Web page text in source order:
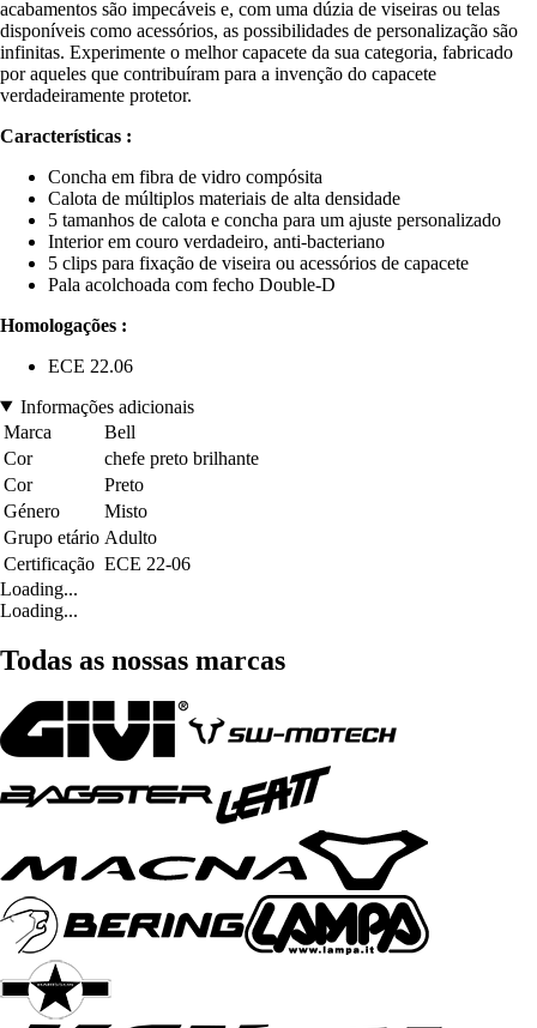
acabamentos são impecáveis e, com uma dúzia de viseiras ou telas
disponíveis como acessórios, as possibilidades de personalização são
infinitas. Experimente o melhor capacete da sua categoria, fabricado
por aqueles que contribuíram para a invenção do capacete
verdadeiramente protetor.
Características :
Concha em fibra de vidro compósita
Calota de múltiplos materiais de alta densidade
5 tamanhos de calota e concha para um ajuste personalizado
Interior em couro verdadeiro, anti-bacteriano
5 clips para fixação de viseira ou acessórios de capacete
Pala acolchoada com fecho Double-D
Homologações :
ECE 22.06
Informações adicionais
Marca
Bell
Cor
chefe preto brilhante
Cor
Preto
Género
Misto
Grupo etário Adulto
Certificação ECE 22-06
Loading...
Loading...
Todas as nossas marcas